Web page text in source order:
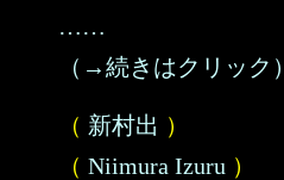
……
（→続きはクリック）
（ 新村出 ）
（ Niimura Izuru ）